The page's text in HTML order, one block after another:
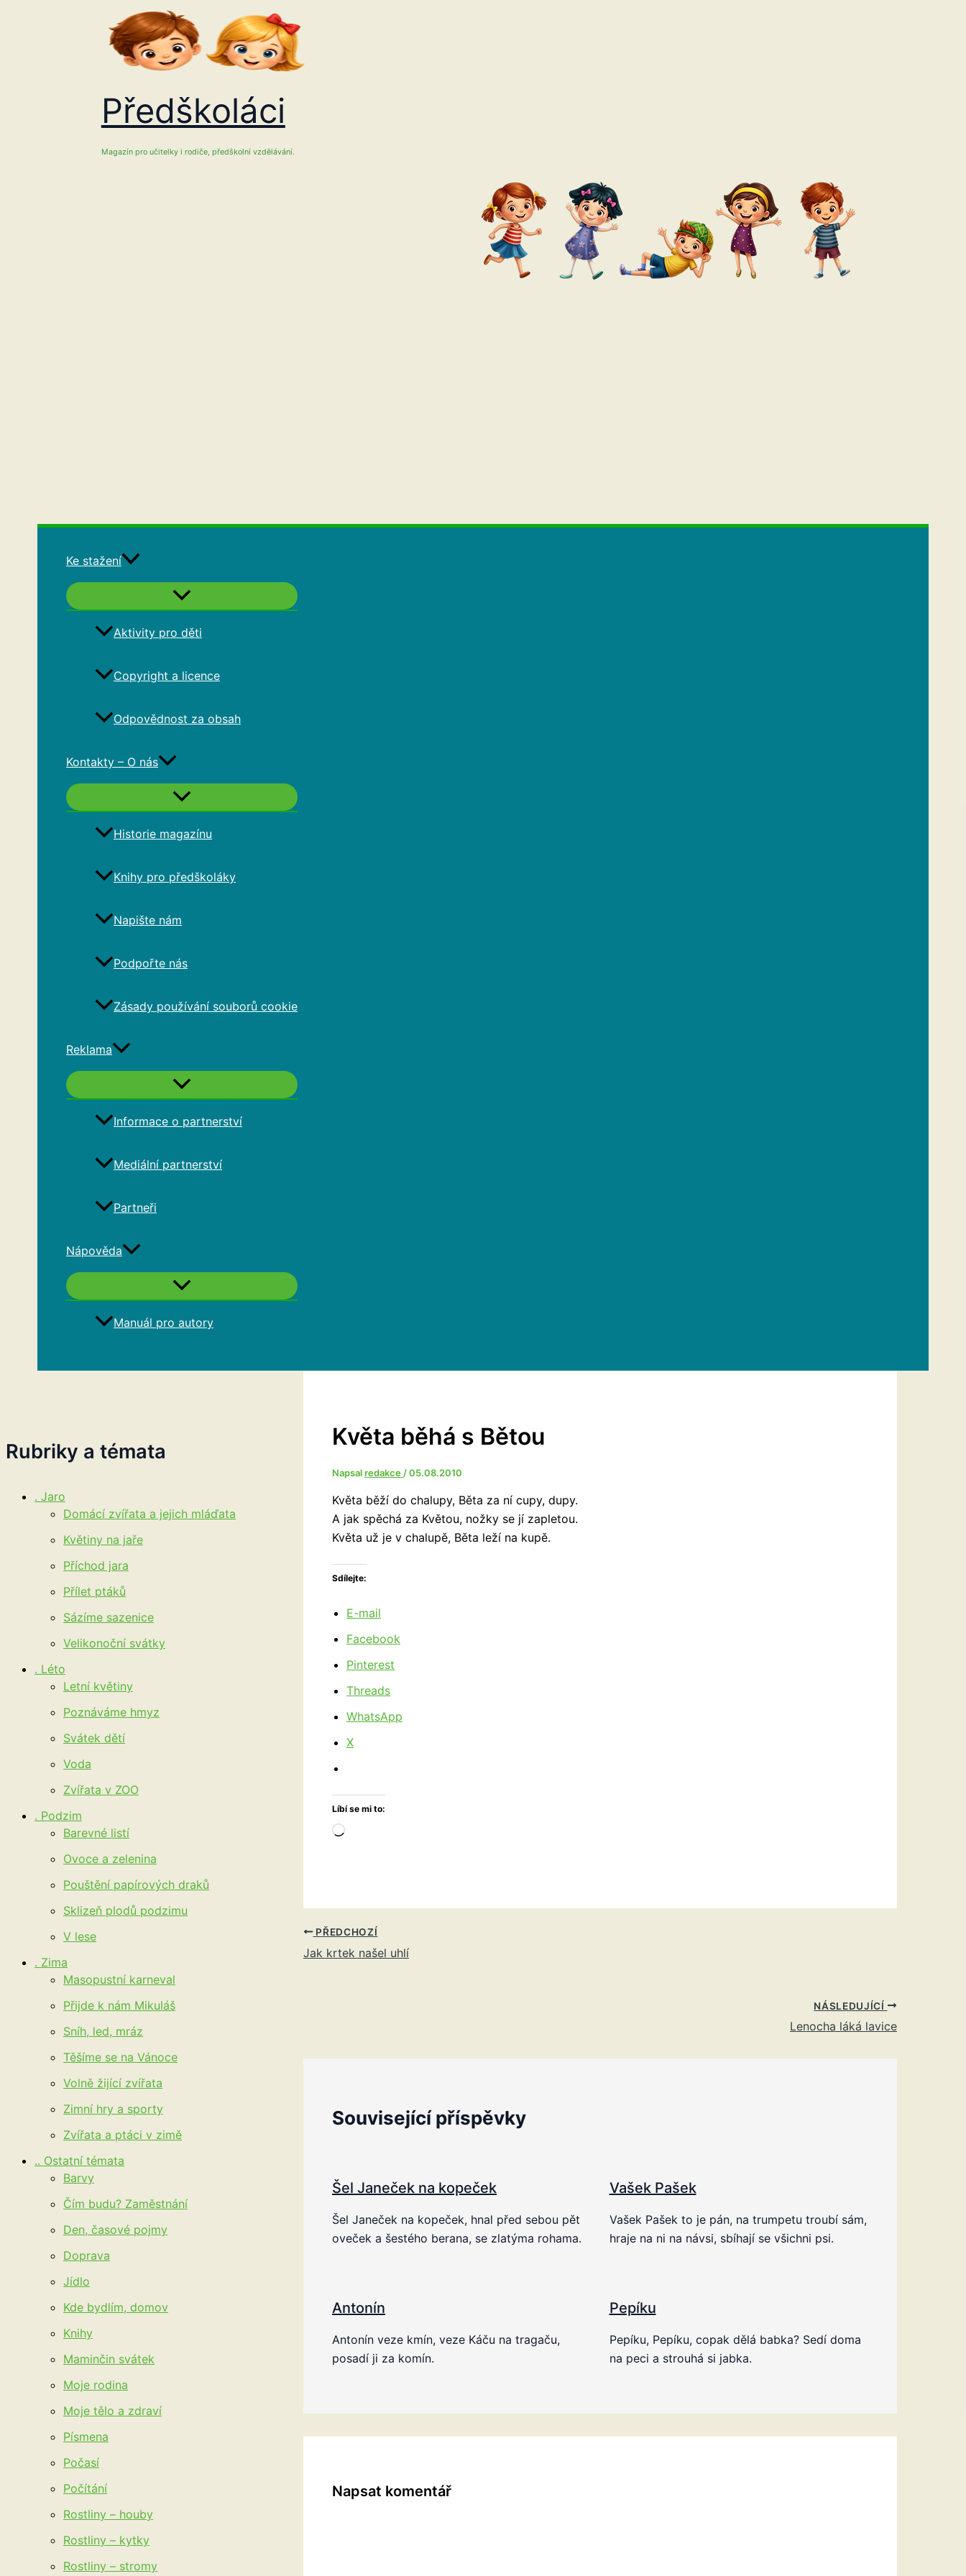
Předškoláci
Magazín pro učitelky i rodiče, předškolní vzdělávání.
Ke stažení
Aktivity pro děti
Copyright a licence
Odpovědnost za obsah
Kontakty – O nás
Historie magazínu
Knihy pro předškoláky
Napište nám
Podpořte nás
Zásady používání souborů cookie
Reklama
Informace o partnerství
Mediální partnerství
Partneři
Nápověda
Manuál pro autory
Rubriky a témata
. Jaro
Domácí zvířata a jejich mláďata
Květiny na jaře
Příchod jara
Přílet ptáků
Sázíme sazenice
Velikonoční svátky
. Léto
Letní květiny
Poznáváme hmyz
Svátek dětí
Voda
Zvířata v ZOO
. Podzim
Barevné listí
Ovoce a zelenina
Pouštění papírových draků
Sklizeň plodů podzimu
V lese
. Zima
Masopustní karneval
Přijde k nám Mikuláš
Sníh, led, mráz
Těšíme se na Vánoce
Volně žijící zvířata
Zimní hry a sporty
Zvířata a ptáci v zimě
.. Ostatní témata
Barvy
Čím budu? Zaměstnání
Den, časové pojmy
Doprava
Jídlo
Kde bydlím, domov
Knihy
Maminčin svátek
Moje rodina
Moje tělo a zdraví
Písmena
Počasí
Počítání
Rostliny – houby
Rostliny – kytky
Rostliny – stromy
Květa běhá s Bětou
Napsalredakce /05.08.2010
Květa běží do chalupy, Běta za ní cupy, dupy.
A jak spěchá za Květou, nožky se jí zapletou.
Květa už je v chalupě, Běta leží na kupě.
Sdílejte:
E-mail
Facebook
Pinterest
Threads
WhatsApp
X
Líbí se mi to:
Načítání…
PŘEDCHOZÍ
Jak krtek našel uhlí
NÁSLEDUJÍCÍ
Lenocha láká lavice
Související příspěvky
Šel Janeček na kopeček
Šel Janeček na kopeček, hnal před sebou pět
oveček a šestého berana, se zlatýma rohama.
Vašek Pašek
Vašek Pašek to je pán, na trumpetu troubí sám,
hraje na ni na návsi, sbíhají se všichni psi.
Antonín
Antonín veze kmín, veze Káču na tragaču,
posadí ji za komín.
Pepíku
Pepíku, Pepíku, copak dělá babka? Sedí doma
na peci a strouhá si jabka.
Napsat komentář